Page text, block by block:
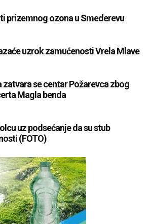
prizemnog ozona u Smederevu
uzrok zamućenosti Vrela Mlave
zatvara se centar Požarevca zbog
Magla benda
uz podsećanje da su stub
(FOTO)